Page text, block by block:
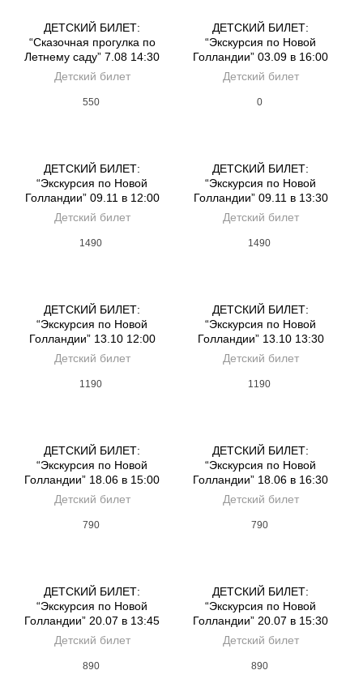
ДЕТСКИЙ БИЛЕТ:
“Сказочная прогулка по
Летнему саду” 7.08 14:30
Детский билет
550
ДЕТСКИЙ БИЛЕТ:
“Экскурсия по Новой
Голландии” 03.09 в 16:00
Детский билет
0
ДЕТСКИЙ БИЛЕТ:
“Экскурсия по Новой
Голландии” 09.11 в 12:00
Детский билет
1490
ДЕТСКИЙ БИЛЕТ:
“Экскурсия по Новой
Голландии” 09.11 в 13:30
Детский билет
1490
ДЕТСКИЙ БИЛЕТ:
“Экскурсия по Новой
Голландии” 13.10 12:00
Детский билет
1190
ДЕТСКИЙ БИЛЕТ:
“Экскурсия по Новой
Голландии” 13.10 13:30
Детский билет
1190
ДЕТСКИЙ БИЛЕТ:
“Экскурсия по Новой
Голландии” 18.06 в 15:00
Детский билет
790
ДЕТСКИЙ БИЛЕТ:
“Экскурсия по Новой
Голландии” 18.06 в 16:30
Детский билет
790
ДЕТСКИЙ БИЛЕТ:
“Экскурсия по Новой
Голландии” 20.07 в 13:45
Детский билет
890
ДЕТСКИЙ БИЛЕТ:
“Экскурсия по Новой
Голландии” 20.07 в 15:30
Детский билет
890